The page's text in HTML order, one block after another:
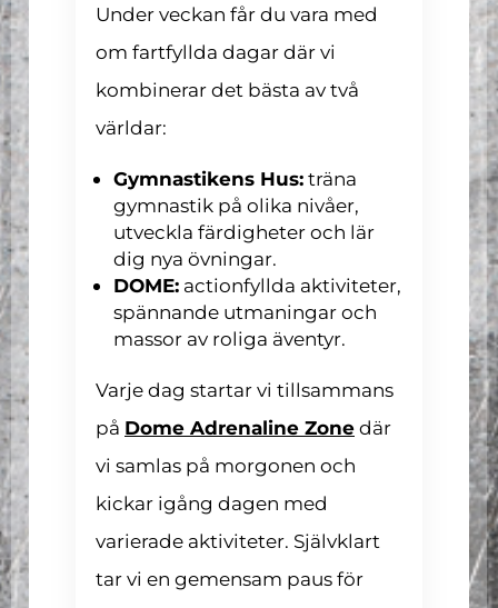
Under veckan får du vara med
om fartfyllda dagar där vi
kombinerar det bästa av två
världar:
Gymnastikens Hus:träna
gymnastik på olika nivåer,
utveckla färdigheter och lär
dig nya övningar.
DOME: actionfyllda aktiviteter,
spännande utmaningar och
massor av roliga äventyr.
Varje dag startar vi tillsammans
på Dome Adrenaline Zonedär
vi samlas på morgonen och
kickar igång dagen med
varierade aktiviteter. Självklart
tar vi en gemensam paus för